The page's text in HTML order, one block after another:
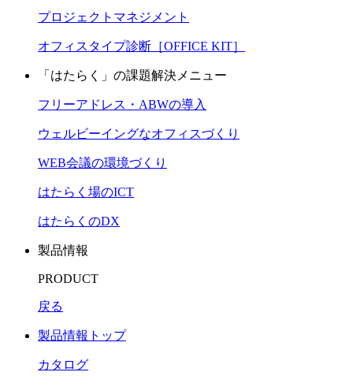
プロジェクトマネジメント
オフィスタイプ診断［OFFICE KIT］
「はたらく」の課題解決メニュー
フリーアドレス・ABWの導入
ウェルビーイングなオフィスづくり
WEB会議の環境づくり
はたらく場のICT
はたらくのDX
製品情報
PRODUCT
戻る
製品情報トップ
カタログ